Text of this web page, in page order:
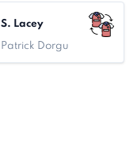
S. Lacey
Patrick Dorgu